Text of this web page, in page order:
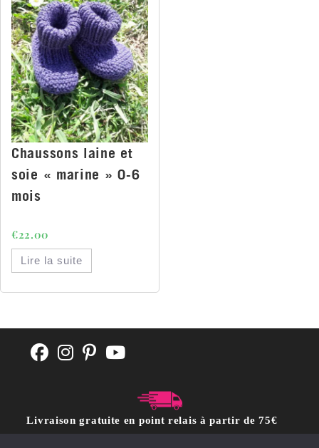
Chaussons laine et
soie « marine » 0-6
mois
€22.00
Lire la suite
Livraison gratuite en point relais à partir de 75€